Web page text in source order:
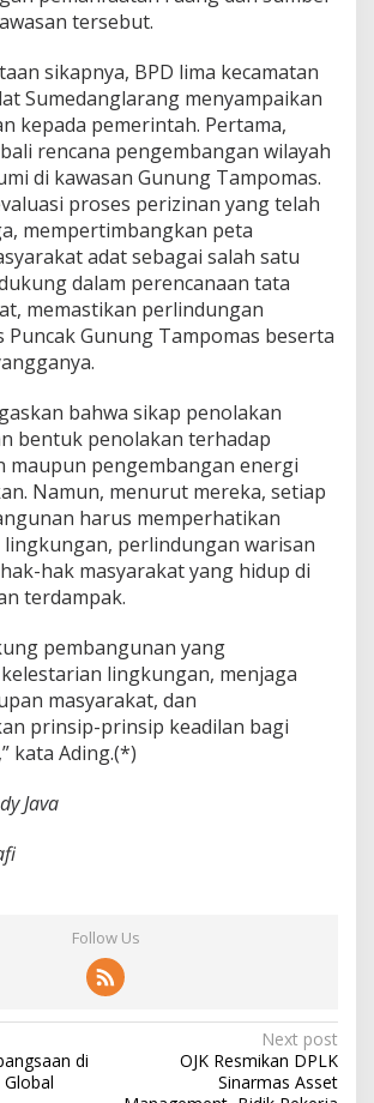
tersebut.
sikapnya, BPD lima kecamatan
Sumedanglarang menyampaikan
kepada pemerintah. Pertama,
rencana pengembangan wilayah
di kawasan Gunung Tampomas.
proses perizinan yang telah
mempertimbangkan peta
adat sebagai salah satu
dalam perencanaan tata
memastikan perlindungan
Puncak Gunung Tampomas beserta
bahwa sikap penolakan
bentuk penolakan terhadap
maupun pengembangan energi
Namun, menurut mereka, setiap
harus memperhatikan
perlindungan warisan
hak masyarakat yang hidup di
terdampak.
pembangunan yang
lingkungan, menjaga
masyarakat, dan
prinsip-prinsip keadilan bagi
kata Ading.(*)
Java
Follow Us
di
Next post
OJK Resmikan DPLK
Sinarmas Asset